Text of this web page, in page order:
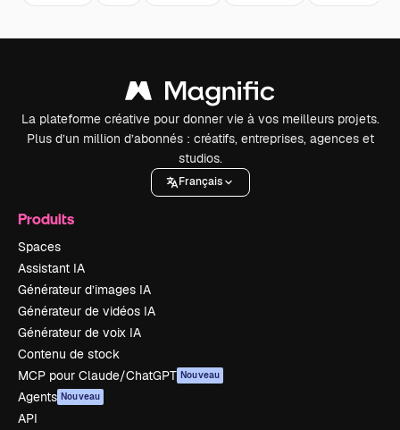
La plateforme créative pour donner vie à vos meilleurs projets.
Plus d’un million d’abonnés : créatifs, entreprises, agences et
studios.
Français
Produits
Spaces
Assistant IA
Générateur d’images IA
Générateur de vidéos IA
Générateur de voix IA
Contenu de stock
MCP pour Claude/ChatGPT Nouveau
Agents Nouveau
API